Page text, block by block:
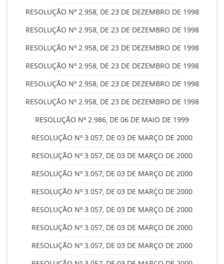
RESOLUÇÃO Nº 2.958, DE 23 DE DEZEMBRO DE 1998
RESOLUÇÃO Nº 2.958, DE 23 DE DEZEMBRO DE 1998
RESOLUÇÃO Nº 2.958, DE 23 DE DEZEMBRO DE 1998
RESOLUÇÃO Nº 2.958, DE 23 DE DEZEMBRO DE 1998
RESOLUÇÃO Nº 2.958, DE 23 DE DEZEMBRO DE 1998
RESOLUÇÃO Nº 2.958, DE 23 DE DEZEMBRO DE 1998
RESOLUÇÃO Nº 2.986, DE 06 DE MAIO DE 1999
RESOLUÇÃO Nº 3.057, DE 03 DE MARÇO DE 2000
RESOLUÇÃO Nº 3.057, DE 03 DE MARÇO DE 2000
RESOLUÇÃO Nº 3.057, DE 03 DE MARÇO DE 2000
RESOLUÇÃO Nº 3.057, DE 03 DE MARÇO DE 2000
RESOLUÇÃO Nº 3.057, DE 03 DE MARÇO DE 2000
RESOLUÇÃO Nº 3.057, DE 03 DE MARÇO DE 2000
RESOLUÇÃO Nº 3.057, DE 03 DE MARÇO DE 2000